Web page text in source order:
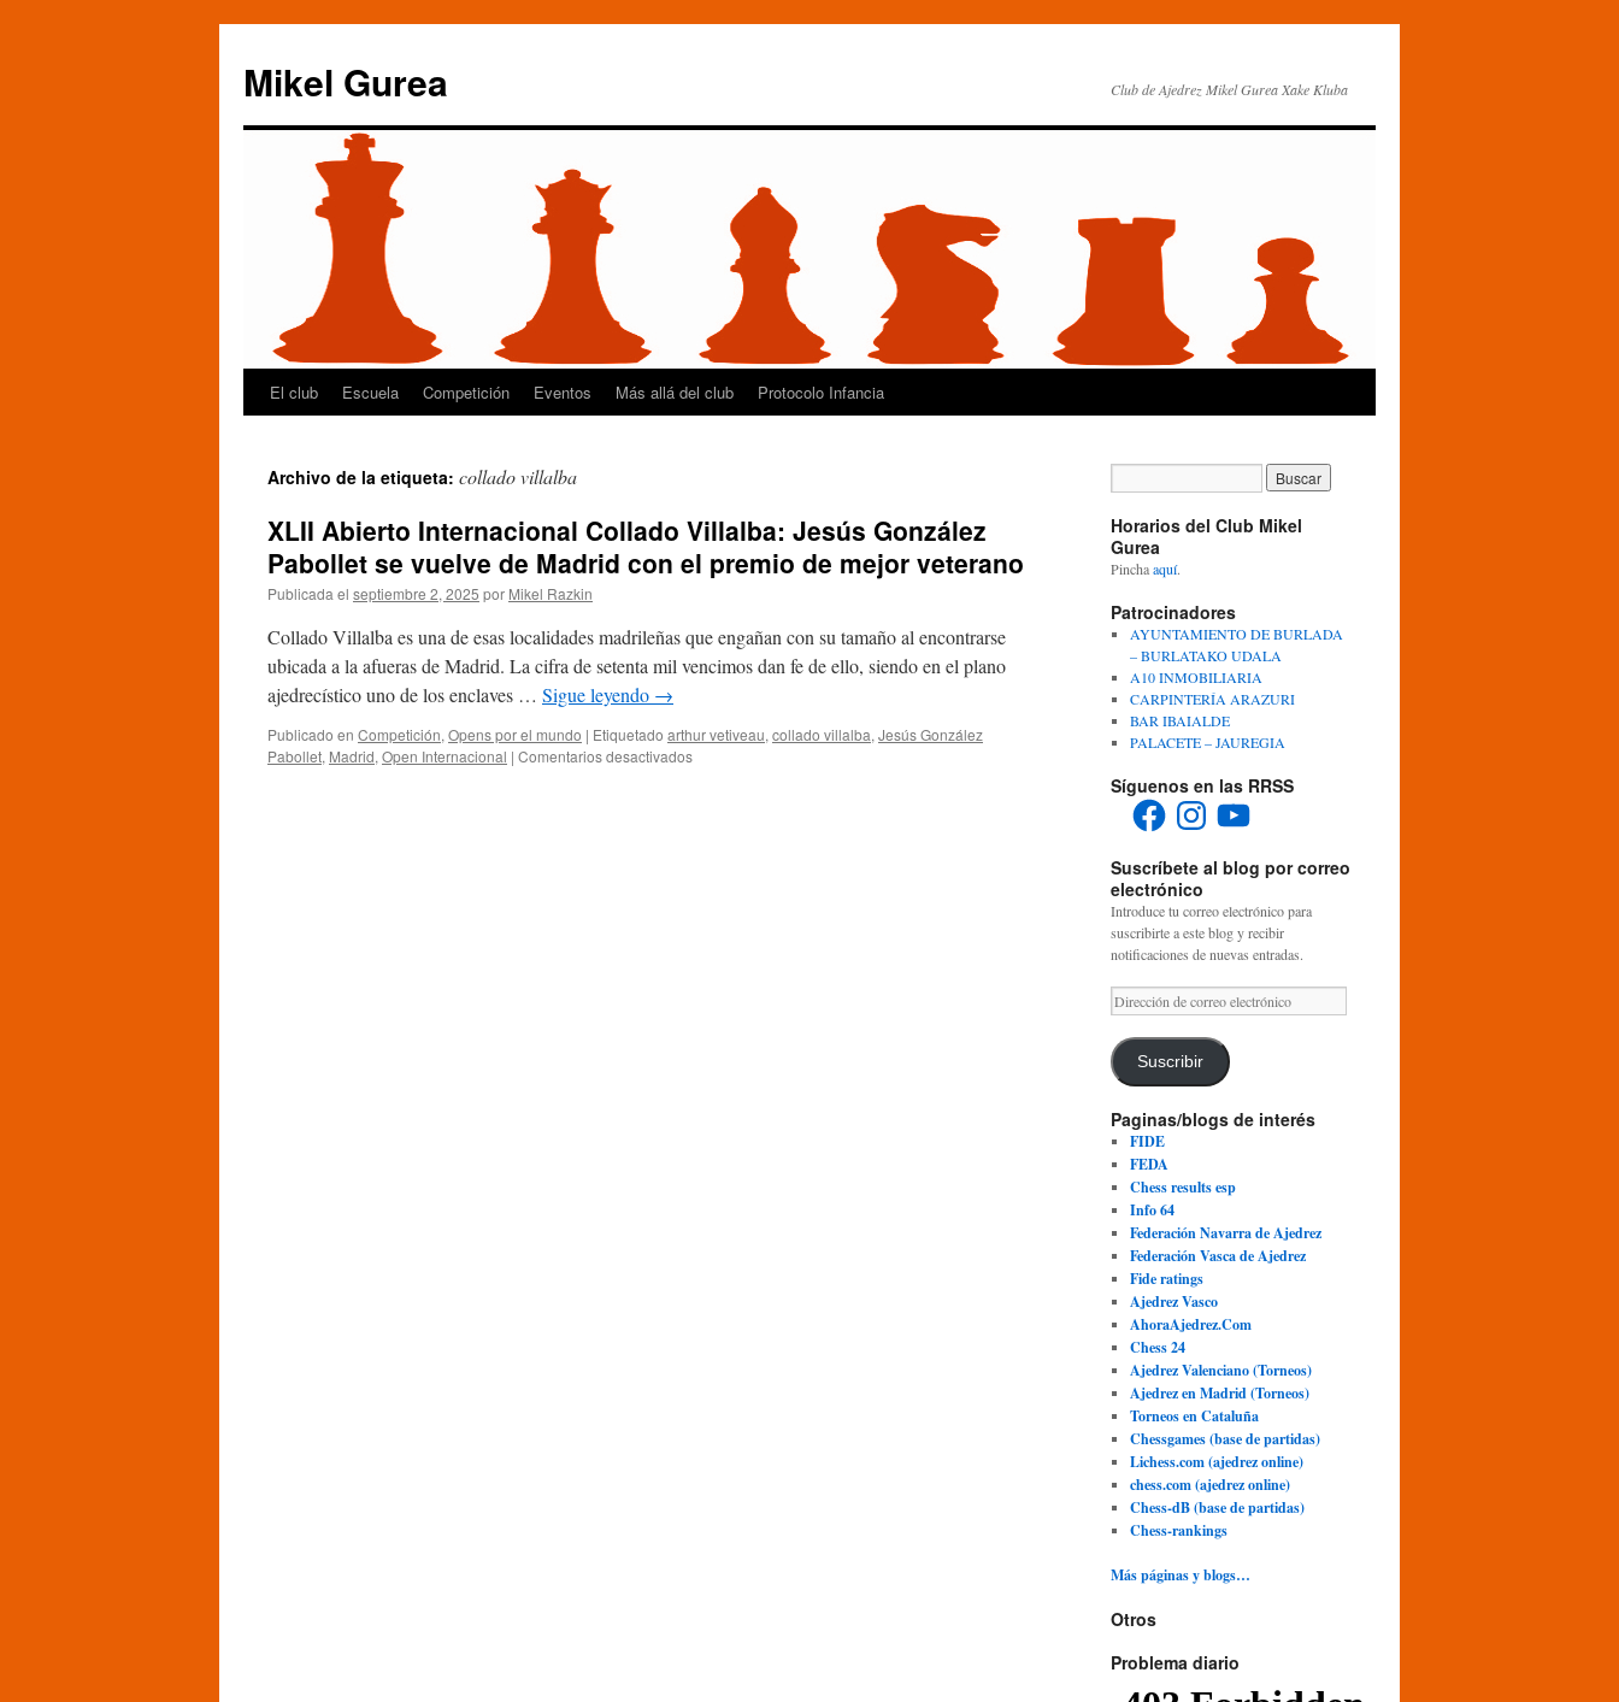
Mikel Gurea Club de Ajedrez Mikel Gurea Xake Kluba
Saltar
contenido
El club Escuela Competición Eventos Más allá del club Protocolo Infancia
Archivo de la etiqueta: collado villalba
XLII Abierto Internacional Collado Villalba: Jesús González
Pabollet se vuelve de Madrid con el premio de mejor veterano
Publicada el septiembre 2, 2025 por Mikel Razkin
Collado Villalba es una de esas localidades madrileñas que engañan con su tamaño al encontrarse
ubicada a la afueras de Madrid. La cifra de setenta mil vencimos dan fe de ello, siendo en el plano
ajedrecístico uno de los enclaves … Sigue leyendo →
Publicado en Competición, Opens por el mundo | Etiquetado arthur vetiveau, collado villalba, Jesús González
Pabollet, Madrid, Open Internacional | Comentarios desactivadosen
Horarios del Club Mikel
Gurea
Pinchaaquí.
Patrocinadores
AYUNTAMIENTO DE BURLADA
– BURLATAKO UDALA
A10 INMOBILIARIA
CARPINTERÍA ARAZURI
BAR IBAIALDE
PALACETE – JAUREGIA
Síguenos en las RRSS
FacebookInstagramYouTube
Suscríbete al blog por correo
electrónico
Introduce tu correo electrónico para
suscribirte a este blog y recibir
notificaciones de nuevas entradas.
Dirección
de
correo
electrónico
Suscribir
Paginas/blogs de interés
FIDE
FEDA
Chess results esp
Info 64
Federación Navarra de Ajedrez
Federación Vasca de Ajedrez
Fide ratings
Ajedrez Vasco
AhoraAjedrez.Com
Chess 24
Ajedrez Valenciano (Torneos)
Ajedrez en Madrid (Torneos)
Torneos en Cataluña
Chessgames (base de partidas)
Lichess.com (ajedrez online)
chess.com (ajedrez online)
Chess-dB (base de partidas)
Chess-rankings
Más páginas y blogs…
Otros
Problema diario